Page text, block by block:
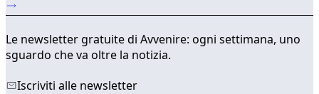
Le newsletter gratuite di Avvenire: ogni settimana, uno
sguardo che va oltre la notizia.
Iscriviti alle newsletter